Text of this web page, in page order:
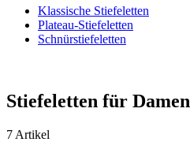
Klassische Stiefeletten
Plateau-Stiefeletten
Schnürstiefeletten
Stiefeletten für Damen
7 Artikel